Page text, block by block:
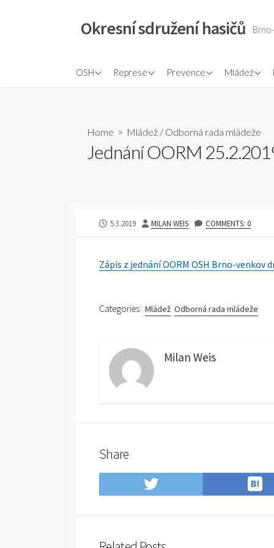
Okresní sdružení hasičů
OSH
Plán práce
Přehled sborů a okrsků
Zasloužilí hasiči
Represe
Dokumenty OORR
Prevence
Ochrana obyvatelstva
dětí
Mládež
Pravidla
Home > Mládež / Odborná rada mládeže
Jednání OORM
PUBLISHED
5.3.2019 AUTHOR
MILAN WEIS COMMENTS: 0
Zápis z jednání OORM OSH Brno-venkov
Categories: Mládež Odborná rada mládeže
Milan Weis
Share
Share
on